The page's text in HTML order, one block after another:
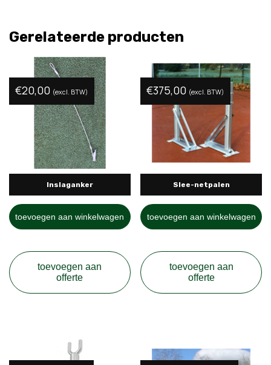
Gerelateerde producten
Inslaganker
€20,00 (excl. BTW)
toevoegen aan winkelwagen
toevoegen aan
offerte
Slee-netpalen
€375,00 (excl. BTW)
toevoegen aan winkelwagen
toevoegen aan
offerte